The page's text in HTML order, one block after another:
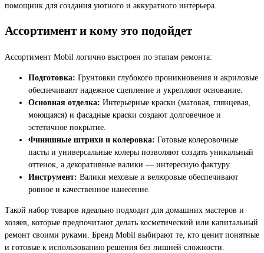
помощник для создания уютного и аккуратного интерьера.
Ассортимент и кому это подойдет
Ассортимент Mobil логично выстроен по этапам ремонта:
Подготовка: Грунтовки глубокого проникновения и акриловые
обеспечивают надежное сцепление и укрепляют основание.
Основная отделка: Интерьерные краски (матовая, глянцевая,
моющаяся) и фасадные краски создают долговечное и
эстетичное покрытие.
Финишные штрихи и колеровка: Готовые колеровочные
пасты и универсальные колеры позволяют создать уникальный
оттенок, а декоративные валики — интересную фактуру.
Инструмент: Валики меховые и велюровые обеспечивают
ровное и качественное нанесение.
Такой набор товаров идеально подходит для домашних мастеров и
хозяев, которые предпочитают делать косметический или капитальный
ремонт своими руками. Бренд Mobil выбирают те, кто ценит понятные
и готовые к использованию решения без лишней сложности.